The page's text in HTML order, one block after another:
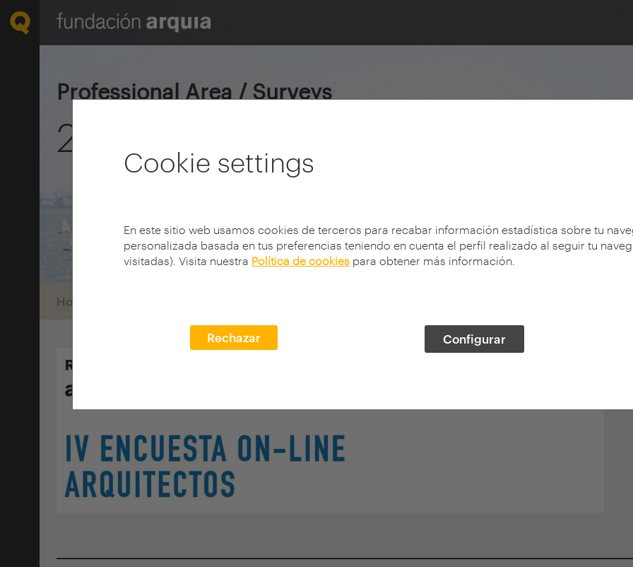
Cookie settings
En este sitio web usamos cookies de terceros para recabar información estadística sobre tu
personalizada basada en tus preferencias teniendo en cuenta el perfil realizado al seguir tu
visitadas). Visita nuestra Política de cookies para obtener más información.
Rechazar Configurar
Professional Area / Surveys
2014 Architects
Home